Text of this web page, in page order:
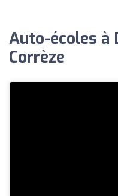
Auto-écoles à
Corrèze